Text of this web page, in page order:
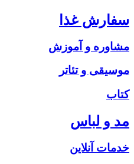
سفارش غذا
مشاوره و آموزش
موسیقی و تئاتر
کتاب
مد و لباس
خدمات آنلاین